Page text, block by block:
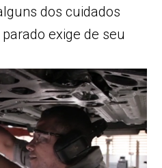
dos cuidados
exige de seu